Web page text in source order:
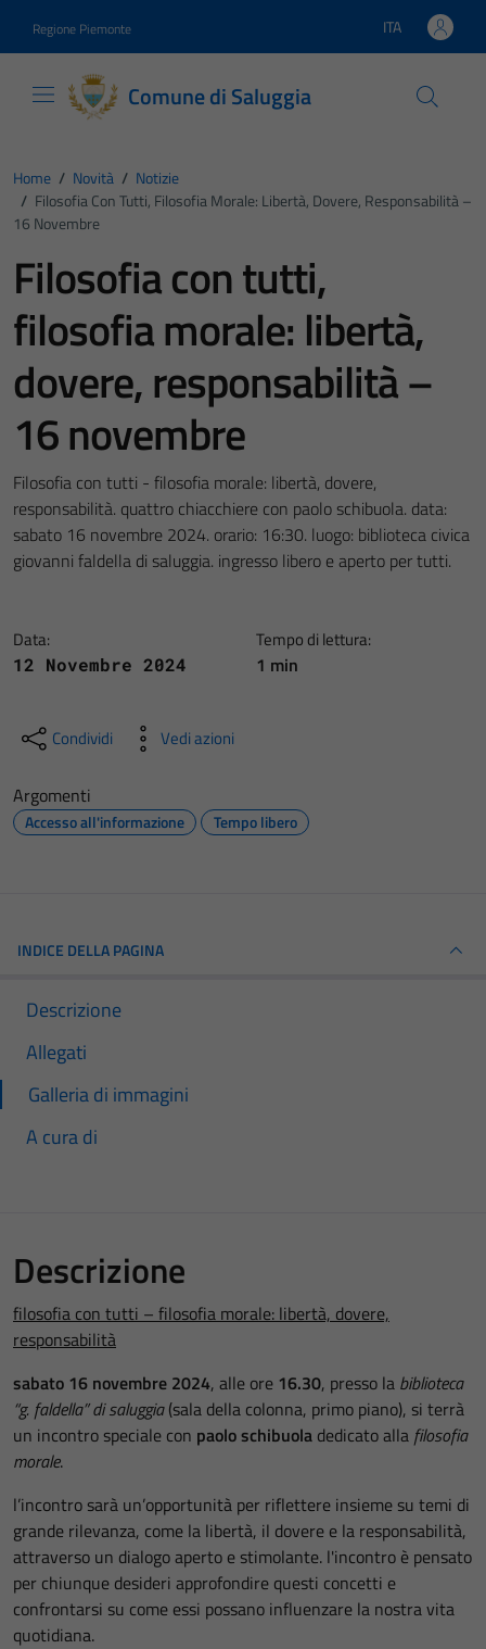
Regione Piemonte Lingua attiva:
ITA
Comune di Saluggia
Home / Novità / Notizie
/ Filosofia Con Tutti, Filosofia Morale: Libertà, Dovere, Responsabilità –
16 Novembre
Filosofia con tutti,
filosofia morale: libertà,
dovere, responsabilità –
16 novembre
Filosofia con tutti - filosofia morale: libertà, dovere,
responsabilità. quattro chiacchiere con paolo schibuola. data:
sabato 16 novembre 2024. orario: 16:30. luogo: biblioteca civica
giovanni faldella di saluggia. ingresso libero e aperto per tutti.
Data:
12 Novembre 2024
Tempo di lettura:
1 min
Condividi Vedi azioni
Argomenti
Accesso all'informazione Tempo libero
INDICE DELLA PAGINA
Descrizione
Allegati
Galleria di immagini
A cura di
Descrizione
filosofia con tutti – filosofia morale: libertà, dovere,
responsabilità
sabato 16 novembre 2024, alle ore 16.30, presso la biblioteca
“g. faldella” di saluggia(sala della colonna, primo piano), si terrà
un incontro speciale con paolo schibuola dedicato alla filosofia
morale.
l’incontro sarà un’opportunità per riflettere insieme su temi di
grande rilevanza, come la libertà, il dovere e la responsabilità,
attraverso un dialogo aperto e stimolante. l'incontro è pensato
per chiunque desideri approfondire questi concetti e
confrontarsi su come essi possano influenzare la nostra vita
quotidiana.